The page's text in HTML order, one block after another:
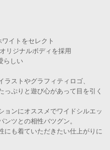
イトをセレクト
リジナルボディを採用
らしい
ストやグラフィティロゴ、
ぷりと遊び心があって目を引く
ョンにオススメでワイドシルエッ
ンツとの相性バツグン。
にも着ていただきたい仕上がりに